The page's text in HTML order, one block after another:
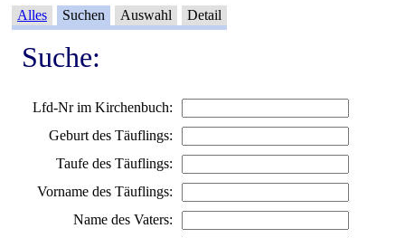
Alles Suchen Auswahl Detail
Suche:
Lfd-Nr im Kirchenbuch:
Geburt des Täuflings:
Taufe des Täuflings:
Vorname des Täuflings:
Name des Vaters: